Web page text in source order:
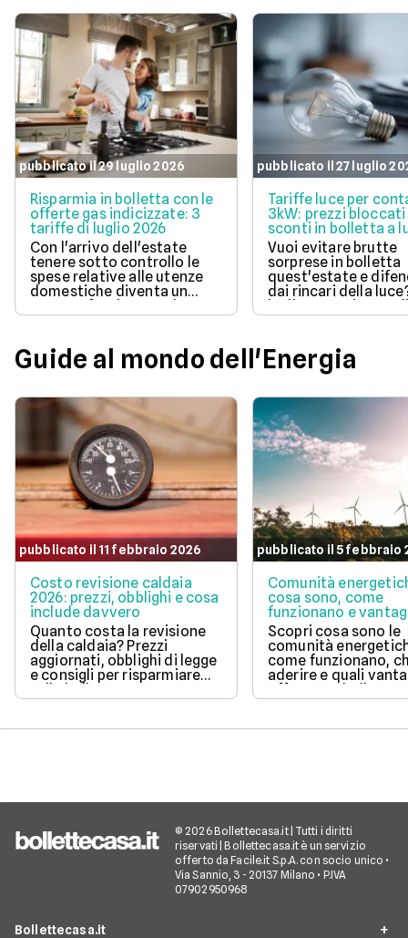
pubblicato il 29 luglio 2026
Risparmia in bolletta con le
offerte gas indicizzate: 3
tariffe di luglio 2026
Con l'arrivo dell'estate
tenere sotto controllo le
spese relative alle utenze
domestiche diventa un
aspetto fondamentale per
la pianificazione del bilancio
soluzione a prezzo variabile
consente di agganciare la
all'andamento aggiornato
del mercato dell'energia
naturale.
pubblicato il 27 luglio
Tariffe luce per
3kW: prezzi bloccati
sconti in bolletta a
2026
Vuoi evitare brutte
sorprese in bolletta
quest'estate e
dai rincari della
luglio 2026 ci sono
offerte con prezzo
aiutano a tenere
controllo le spese di
Scopri la soluzione
conveniente per te
quelle proposte da
Illumia e Ajò Energia
risparmiare fin da
Guide al mondo dell'Energia
pubblicato il 11 febbraio 2026
Costo revisione caldaia
2026: prezzi, obblighi e cosa
include davvero
Quanto costa la revisione
della caldaia? Prezzi
aggiornati, obblighi di legge
e consigli per risparmiare
sulla bolletta gas.
pubblicato il 5 febbraio
Comunità
cosa sono, come
funzionano e
Scopri cosa sono le
comunità
come funzionano,
aderire e quali
offrono su bolletta e
sostenibilità.
© 2026 Bollettecasa.it | Tutti i diritti
riservati | Bollettecasa.it è un servizio
offerto da Facile.it S.p.A. con socio unico •
Via Sannio, 3 - 20137 Milano • P.IVA
07902950968
Bollettecasa.it